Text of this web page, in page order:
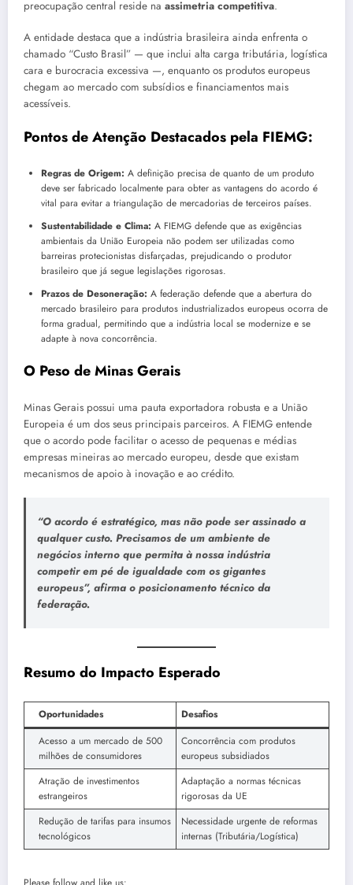
preocupação central reside na assimetria competitiva.
A entidade destaca que a indústria brasileira ainda enfrenta o
chamado “Custo Brasil” — que inclui alta carga tributária, logística
cara e burocracia excessiva —, enquanto os produtos europeus
chegam ao mercado com subsídios e financiamentos mais
acessíveis.
Pontos de Atenção Destacados pela FIEMG:
Regras de Origem: A definição precisa de quanto de um produto
deve ser fabricado localmente para obter as vantagens do acordo é
vital para evitar a triangulação de mercadorias de terceiros países.
Sustentabilidade e Clima: A FIEMG defende que as exigências
ambientais da União Europeia não podem ser utilizadas como
barreiras protecionistas disfarçadas, prejudicando o produtor
brasileiro que já segue legislações rigorosas.
Prazos de Desoneração: A federação defende que a abertura do
mercado brasileiro para produtos industrializados europeus ocorra de
forma gradual, permitindo que a indústria local se modernize e se
adapte à nova concorrência.
O Peso de Minas Gerais
Minas Gerais possui uma pauta exportadora robusta e a União
Europeia é um dos seus principais parceiros. A FIEMG entende
que o acordo pode facilitar o acesso de pequenas e médias
empresas mineiras ao mercado europeu, desde que existam
mecanismos de apoio à inovação e ao crédito.
“O acordo é estratégico, mas não pode ser assinado a
qualquer custo. Precisamos de um ambiente de
negócios interno que permita à nossa indústria
competir em pé de igualdade com os gigantes
europeus”, afirma o posicionamento técnico da
federação.
Resumo do Impacto Esperado
Oportunidades
Desafios
Acesso a um mercado de 500
milhões de consumidores
Concorrência com produtos
europeus subsidiados
Atração de investimentos
estrangeiros
Adaptação a normas técnicas
rigorosas da UE
Redução de tarifas para insumos
tecnológicos
Necessidade urgente de reformas
internas (Tributária/Logística)